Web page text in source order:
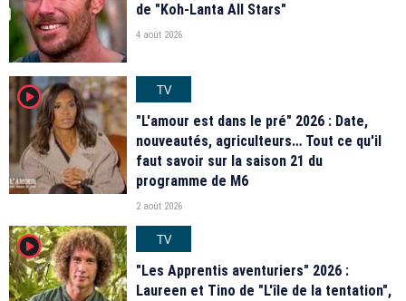
de "Koh-Lanta All Stars"
4 août 2026
player2
TV
"L'amour est dans le pré" 2026 : Date,
nouveautés, agriculteurs… Tout ce qu'il
faut savoir sur la saison 21 du
programme de M6
2 août 2026
player2
TV
"Les Apprentis aventuriers" 2026 :
Laureen et Tino de "L'île de la tentation",